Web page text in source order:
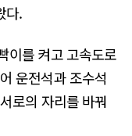
다.
이를 켜고 고속도로
운전석과 조수석
로의 자리를 바꿔